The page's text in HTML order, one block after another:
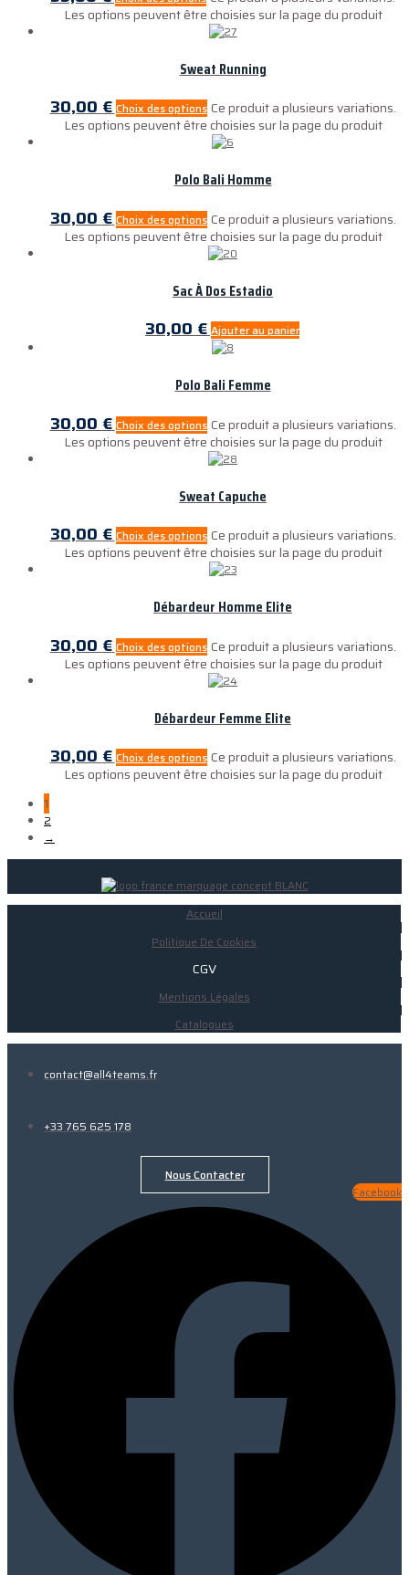
Les options peuvent être choisies sur la page du produit
Sweat Running
30,00€ Choix des options Ce produit a plusieurs variations.
Les options peuvent être choisies sur la page du produit
Polo Bali Homme
30,00€ Choix des options Ce produit a plusieurs variations.
Les options peuvent être choisies sur la page du produit
Sac À Dos Estadio
30,00€ Ajouter au panier
Polo Bali Femme
30,00€ Choix des options Ce produit a plusieurs variations.
Les options peuvent être choisies sur la page du produit
Sweat Capuche
30,00€ Choix des options Ce produit a plusieurs variations.
Les options peuvent être choisies sur la page du produit
Débardeur Homme Elite
30,00€ Choix des options Ce produit a plusieurs variations.
Les options peuvent être choisies sur la page du produit
Débardeur Femme Elite
30,00€ Choix des options Ce produit a plusieurs variations.
Les options peuvent être choisies sur la page du produit
1
2
→
Accueil
Politique De Cookies
CGV
Mentions Légales
Catalogues
contact@all4teams.fr
+33 765 625 178
Nous Contacter
Facebook